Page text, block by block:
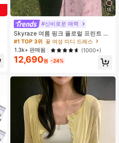
15
#신비로운 매력
Skyraze 여름 핑크 플로럴 프린트 주
름 메쉬 캐미 롱 드레스, 여름 드레스,
봄 옷
#1 TOP 3위 꽃 여성 미디 드레스
1.3k+ 판매됨
(1000+)
12,690원 -24%